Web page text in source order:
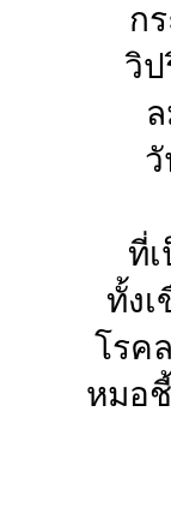
ก
วิ
ที่
ทั้ง
โรค
หมอ